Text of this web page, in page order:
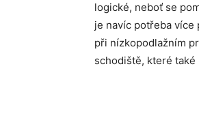
logické, neboť se
je navíc potřeba více
při nízkopodlažním
schodiště, které také